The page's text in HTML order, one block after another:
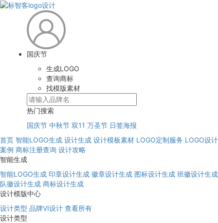
国庆节
生成LOGO
查询商标
找模版素材
热门搜索
国庆节 中秋节 双11 万圣节 日签海报
首页 智能LOGO生成 设计生成 设计模板素材 LOGO定制服务 LOGO设计
案例 商标注册查询 设计攻略
智能生成
智能LOGO生成 印章设计生成 徽章设计生成 图标设计生成 班徽设计生成
队徽设计生成 商标设计生成
设计模版中心
设计类型 品牌VI设计 查看所有
设计类型